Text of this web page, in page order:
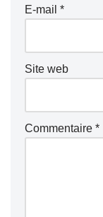
E-mail *
Site web
Commentaire *